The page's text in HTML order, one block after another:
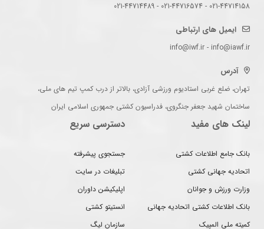
021-44714158 - 021-44716574 - 021-44714489
ایمیل های ارتباطی
info@iwf.ir - info@iawf.ir
آدرس
تهران، ضلع غربی استادیوم ورزشی آزادی، بالاتر از درب کمپ تیم های ملی،
ساختمان شهید جعفر جنگروی، فدراسیون کشتی جمهوری اسلامی ایران
لینک های مفید
بانک جامع اطلاعات کشتی
اتحادیه جهانی کشتی
وزارت ورزش و جوانان
بانک اطلاعات کشتی اتحادیه جهانی
کمیته ملی المپیک
دسترسی سریع
جستجوی پیشرفته
تبلیغات در سایت
اپلیکیشن داوران
انستیتو کشتی
سازمان لیگ